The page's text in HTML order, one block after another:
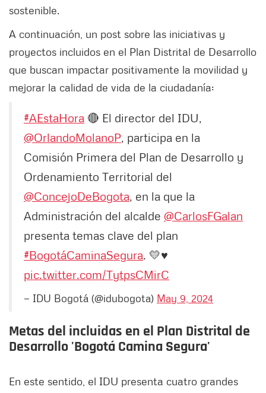
sostenible.
A continuación, un post sobre las iniciativas y
proyectos incluidos en el Plan Distrital de Desarrollo
que buscan impactar positivamente la movilidad y
mejorar la calidad de vida de la ciudadanía:
#AEstaHora 🔴 El director del IDU,
@OrlandoMolanoP, participa en la
Comisión Primera del Plan de Desarrollo y
Ordenamiento Territorial del
@ConcejoDeBogota, en la que la
Administración del alcalde @CarlosFGalan
presenta temas clave del plan
#BogotáCaminaSegura. 💛♥️
pic.twitter.com/TytpsCMirC
— IDU Bogotá (@idubogota) May 9, 2024
Metas del incluidas en el Plan Distrital de
Desarrollo 'Bogotá Camina Segura'
En este sentido, el IDU presenta cuatro grandes